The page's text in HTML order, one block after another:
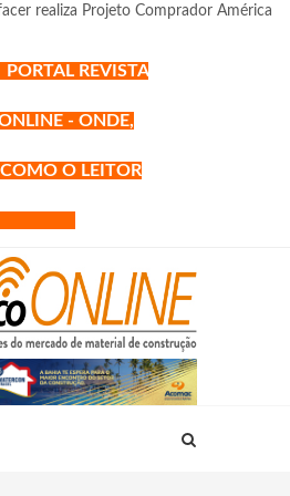
realiza Projeto Comprador América
PORTAL REVISTA
- ONDE,
O LEITOR